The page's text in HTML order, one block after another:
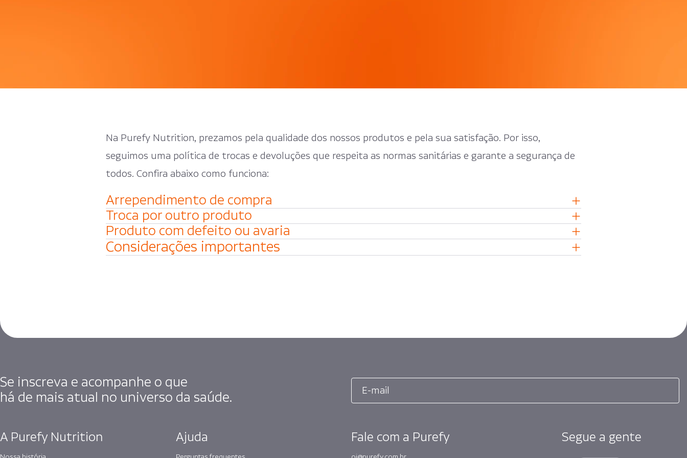
Na Purefy Nutrition, prezamos pela qualidade dos nossos produtos e pela sua satisfação. Por isso,
seguimos uma política de trocas e devoluções que respeita as normas sanitárias e garante a segurança de
todos. Confira abaixo como funciona:
Arrependimento de compra
Troca por outro produto
Produto com defeito ou avaria
Considerações importantes
Se inscreva e acompanhe o que
há de mais atual no universo da saúde.
mail
A Purefy Nutrition Ajuda Fale com a Purefy Segue a gente